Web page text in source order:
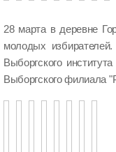
28 марта в деревне
молодых
Выборгского
Выборгского